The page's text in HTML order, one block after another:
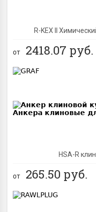
R-KEX II
от 2418.07 руб.
HSA-R
от 265.50 руб.